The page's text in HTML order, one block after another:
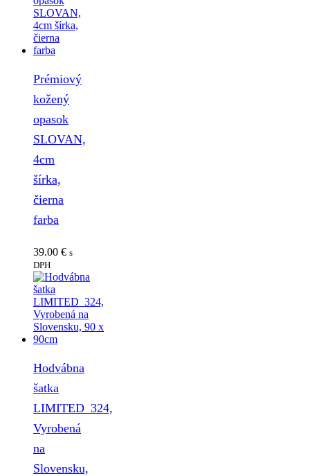
Prémiový
kožený
opasok
SLOVAN,
4cm
šírka,
čierna
farba
39.00 € s
DPH
Hodvábna
šatka
LIMITED_324,
Vyrobená
na
Slovensku,